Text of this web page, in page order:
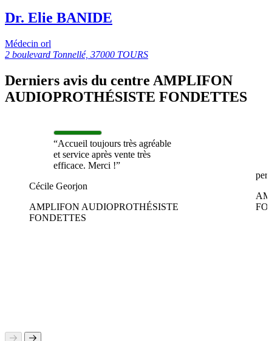
Dr. Elie BANIDE
Médecin orl
2 boulevard Tonnellé, 37000 TOURS
Derniers avis du centre AMPLIFON
AUDIOPROTHÉSISTE FONDETTES
“Accueil toujours très agréable
et service après vente très
efficace. Merci !”
Cécile Georjon
AMPLIFON AUDIOPROTHÉSISTE
FONDETTES